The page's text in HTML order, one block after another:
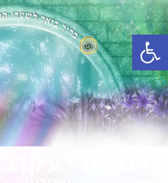
פתח סרגל נגישות